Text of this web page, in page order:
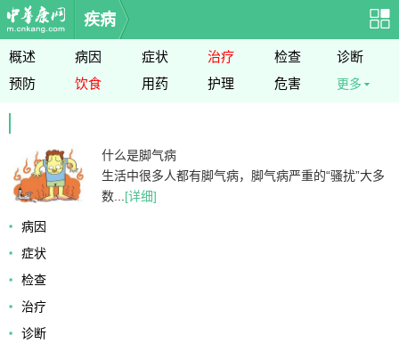
疾病
概述 病因 症状 治疗 检查
诊断
预防
饮食 用药 护理 危害 更多
什么是脚气病
生活中很多人都有脚气病，脚气病严重的“骚扰”大多
数... [详细]
病因
症状
检查
治疗
诊断